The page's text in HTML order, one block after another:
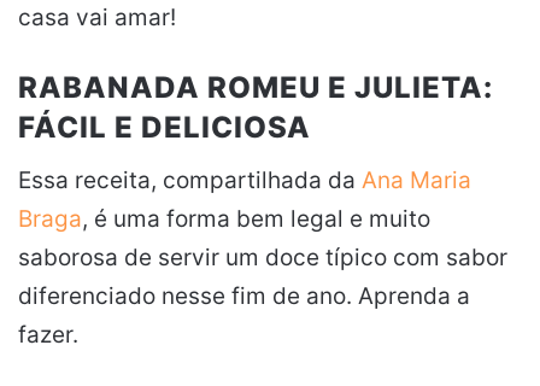
casa vai amar!
RABANADA ROMEU E JULIETA:
FÁCIL E DELICIOSA
Essa receita, compartilhada da Ana Maria
Braga, é uma forma bem legal e muito
saborosa de servir um doce típico com sabor
diferenciado nesse fim de ano. Aprenda a
fazer.